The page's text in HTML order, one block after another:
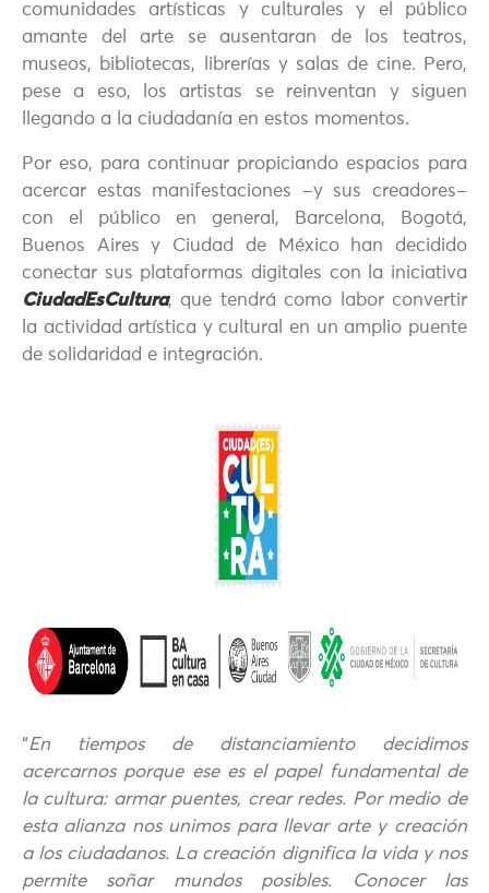
comunidades artísticas y culturales y el público
amante del arte se ausentaran de los teatros,
museos, bibliotecas, librerías y salas de cine. Pero,
pese a eso, los artistas se reinventan y siguen
llegando a la ciudadanía en estos momentos.
Por eso, para continuar propiciando espacios para
acercar estas manifestaciones –y sus creadores–
con el público en general, Barcelona, Bogotá,
Buenos Aires y Ciudad de México han decidido
conectar sus plataformas digitales con la iniciativa
CiudadEsCultura, que tendrá como labor convertir
la actividad artística y cultural en un amplio puente
de solidaridad e integración.
“En tiempos de distanciamiento decidimos
acercarnos porque ese es el papel fundamental de
la cultura: armar puentes, crear redes. Por medio de
esta alianza nos unimos para llevar arte y creación
a los ciudadanos. La creación dignifica la vida y nos
permite soñar mundos posibles. Conocer las